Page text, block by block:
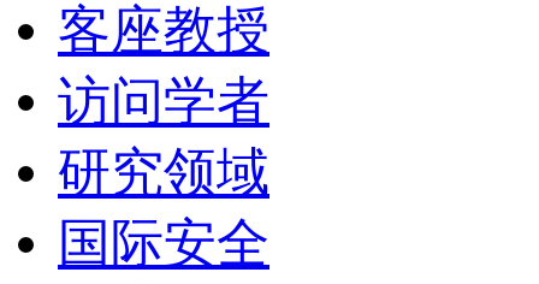
客座教授
访问学者
研究领域
国际安全